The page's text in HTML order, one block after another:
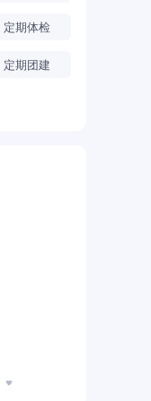
定期体检
定期团建